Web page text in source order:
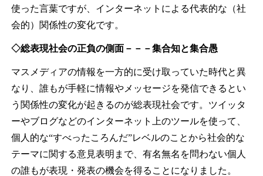
使った言葉ですが、インターネットによる代表的な（社
会的）関係性の変化です。
◇総表現社会の正負の側面－－－集合知と集合愚
マスメディアの情報を一方的に受け取っていた時代と異
なり、誰もが手軽に情報やメッセージを発信できるとい
う関係性の変化が起きるのが総表現社会です。ツイッタ
ーやブログなどのインターネット上のツールを使って、
個人的な“すべったころんだ”レベルのことから社会的な
テーマに関する意見表明まで、有名無名を問わない個人
の誰もが表現・発表の機会を得ることになりました。